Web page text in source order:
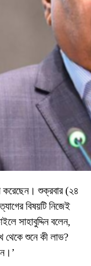
করেছেন। শুক্রবার (২৪
বিষয়টি নিজেই
সাহাবুদ্দিন বলেন,
থেকে শুনে কী লাভ?